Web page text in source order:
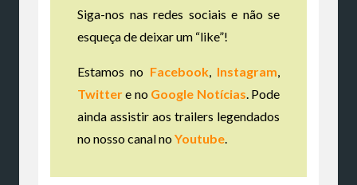
Siga-nos nas redes sociais e não se
esqueça de deixar um “like”!
Estamos no Facebook, Instagram
Twittere no Google Notícias . Pode
ainda assistir aos trailers legendados
no nosso canal noYoutube